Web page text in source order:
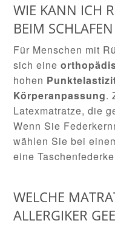
WIE KANN ICH
BEIM
Für Menschen mit
sich eine
hohen
Körperanpassung.
Latexmatratze, die
Wenn Sie
wählen Sie bei
eine
WELCHE
ALLERGIKER